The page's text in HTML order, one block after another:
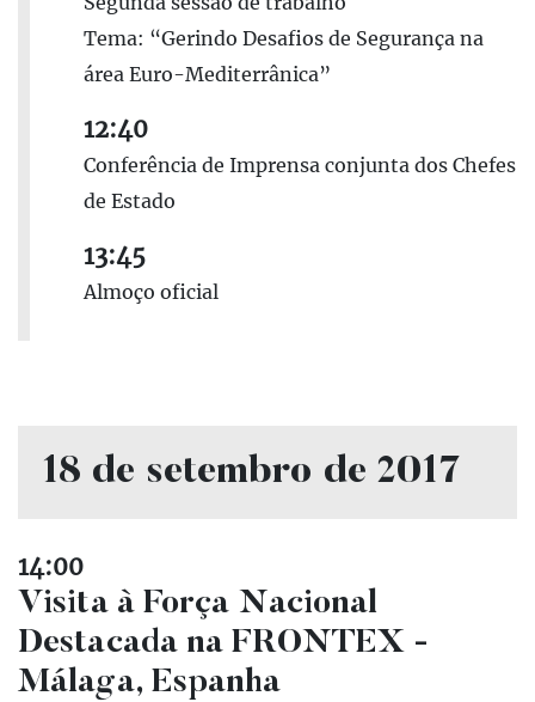
Tema: “Gerindo Desafios de Segurança na
área Euro-Mediterrânica”
12:40
Conferência de Imprensa conjunta dos Chefes
de Estado
13:45
Almoço oficial
18 de setembro de 2017
14:00
Visita à Força Nacional
Destacada na FRONTEX -
Málaga, Espanha